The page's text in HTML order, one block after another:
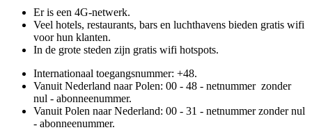
Er is een 4G-netwerk.
Veel hotels, restaurants, bars en luchthavens bieden gratis wifi
voor hun klanten.
In de grote steden zijn gratis wifi hotspots.
Internationaal toegangsnummer: +48.
Vanuit Nederland naar Polen: 00 - 48 - netnummer zonder
nul - abonneenummer.
Vanuit Polen naar Nederland: 00 - 31 - netnummer zonder nul
- abonneenummer.